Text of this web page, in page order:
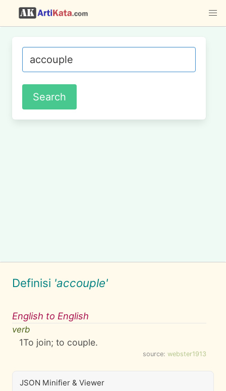
Definisi 'accouple'
English to English
verb
1To join; to couple.
source: webster1913
JSON Minifier & Viewer